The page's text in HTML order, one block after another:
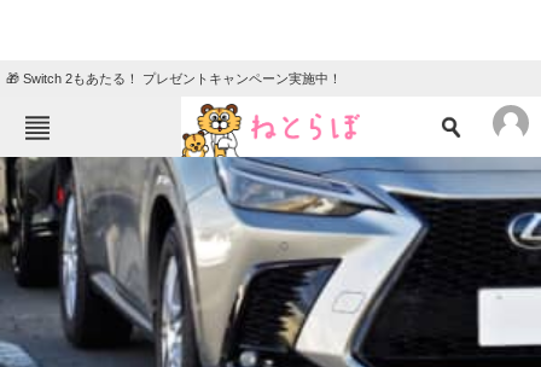
🎁 Switch 2もあたる！ プレゼントキャンペーン実施中！
ねとらぼメニュー
TOP ニュース
エンタメ クイズ
グルメ 地域
住まい 教育・育児